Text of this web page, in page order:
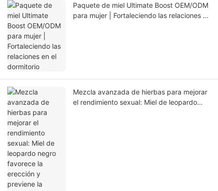
Paquete de miel Ultimate Boost OEM/ODM
para mujer | Fortaleciendo las relaciones en
Mezcla avanzada de hierbas para mejorar
el rendimiento sexual: Miel de leopardo